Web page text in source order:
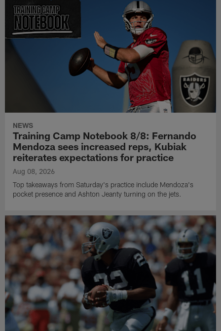
NEWS
Training Camp Notebook 8/8: Fernando
Mendoza sees increased reps, Kubiak
reiterates expectations for practice
Aug 08, 2026
Top takeaways from Saturday's practice include Mendoza's
pocket presence and Ashton Jeanty turning on the jets.